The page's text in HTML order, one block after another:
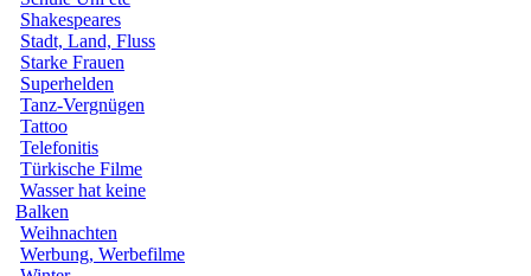
Shakespeares
Stadt, Land, Fluss
Starke Frauen
Superhelden
Tanz-Vergnügen
Tattoo
Telefonitis
Türkische Filme
Wasser hat keine
Balken
Weihnachten
Werbung, Werbefilme